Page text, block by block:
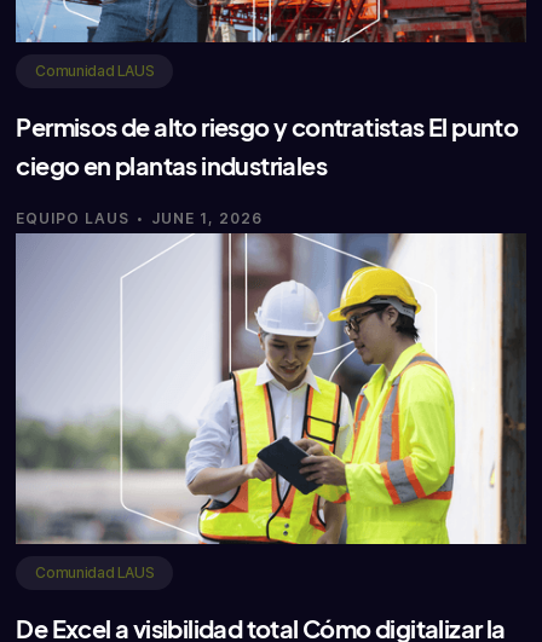
Comunidad LAUS
Permisos de alto riesgo y contratistas El punto
ciego en plantas industriales
EQUIPO LAUS · JUNE 1, 2026
Comunidad LAUS
De Excel a visibilidad total Cómo digitalizar la